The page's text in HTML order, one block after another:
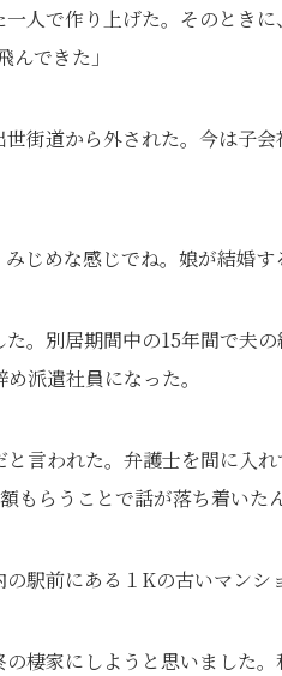
人で作り上げた。そのとき
んできた」
街道から外された。今は子
じめな感じでね。娘が結婚
。別居期間中の15年間で夫
派遣社員になった。
と言われた。弁護士を間に入
もらうことで話が落ち着いた
駅前にある１Kの古いマンシ
の棲家にしようと思いまし